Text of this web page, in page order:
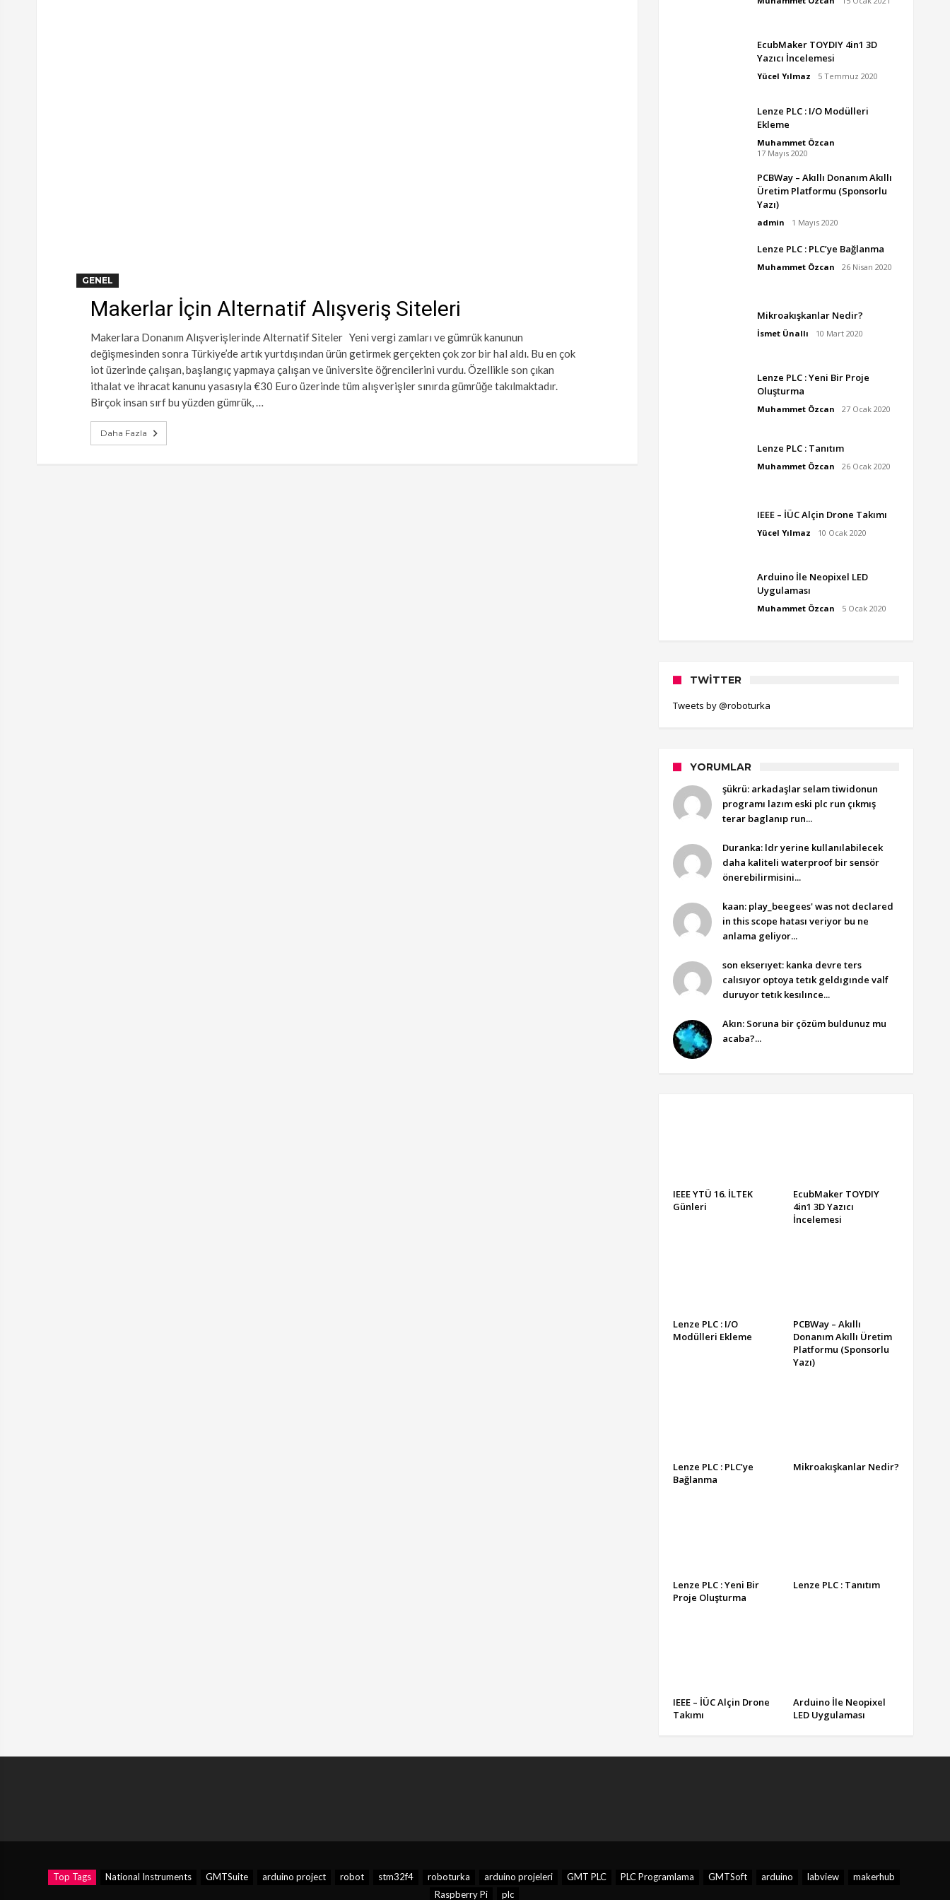
GENEL
Makerlar İçin Alternatif Alışveriş Siteleri
Makerlara Donanım Alışverişlerinde Alternatif Siteler Yeni vergi zamları ve gümrük kanunun
değişmesinden sonra Türkiye’de artık yurtdışından ürün getirmek gerçekten çok zor bir hal aldı. Bu en çok
iot üzerinde çalışan, başlangıç yapmaya çalışan ve üniversite öğrencilerini vurdu. Özellikle son çıkan
ithalat ve ihracat kanunu yasasıyla €30 Euro üzerinde tüm alışverişler sınırda gümrüğe takılmaktadır.
Birçok insan sırf bu yüzden gümrük, …
Daha Fazla
EcubMaker TOYDIY 4in1 3D
Yazıcı İncelemesi
Yücel Yılmaz 5 Temmuz 2020
Lenze PLC : I/O Modülleri
Ekleme
Muhammet Özcan
17 Mayıs 2020
PCBWay – Akıllı Donanım Akıllı
Üretim Platformu (Sponsorlu
Yazı)
admin 1 Mayıs 2020
Lenze PLC : PLC’ye Bağlanma
Muhammet Özcan 26 Nisan 2020
Mikroakışkanlar Nedir?
İsmet Ünallı 10 Mart 2020
Lenze PLC : Yeni Bir Proje
Oluşturma
Muhammet Özcan 27 Ocak 2020
Lenze PLC : Tanıtım
Muhammet Özcan 26 Ocak 2020
IEEE – İÜC Alçin Drone Takımı
Yücel Yılmaz 10 Ocak 2020
Arduino İle Neopixel LED
Uygulaması
Muhammet Özcan 5 Ocak 2020
TWITTER
Tweets by @roboturka
YORUMLAR
şükrü: arkadaşlar selam tiwidonun
programı lazım eski plc run çıkmış
terar baglanıp run...
Duranka: ldr yerine kullanılabilecek
daha kaliteli waterproof bir sensör
önerebilirmisini...
kaan: play_beegees' was not declared
in this scope hatası veriyor bu ne
anlama geliyor...
son ekserıyet: kanka devre ters
calısıyor optoya tetık geldıgınde valf
duruyor tetık kesılınce...
Akın: Soruna bir çözüm buldunuz mu
acaba?...
IEEE YTÜ 16. İLTEK
Günleri
EcubMaker TOYDIY
4in1 3D Yazıcı
İncelemesi
Lenze PLC : I/O
Modülleri Ekleme
PCBWay – Akıllı
Donanım Akıllı Üretim
Platformu (Sponsorlu
Yazı)
Lenze PLC : PLC’ye
Bağlanma
Mikroakışkanlar Nedir?
Lenze PLC : Yeni Bir
Proje Oluşturma
Lenze PLC : Tanıtım
IEEE – İÜC Alçin Drone
Takımı
Arduino İle Neopixel
LED Uygulaması
Top Tags National Instruments GMTSuite arduino project robot stm32f4 roboturka arduino projeleri GMT PLC PLC Programlama GMTSoft arduino labview
makerhub
Raspberry Pi
plc